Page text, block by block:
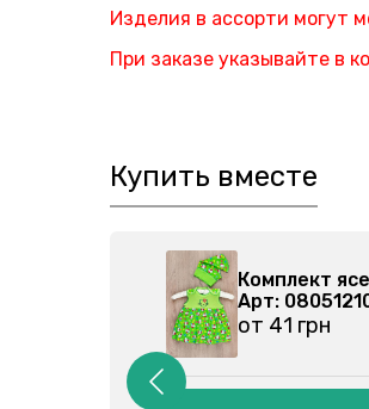
Изделия в ассорти могут
При заказе указывайте в
Купить вместе
Боди для малышей,
Арт: 020049305
от 44 грн